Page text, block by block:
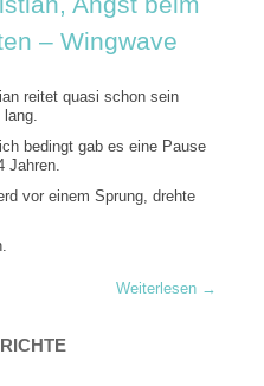
– Wingwave
reitet quasi schon sein
lang.
bedingt gab es eine Pause
Jahren.
vor einem Sprung, drehte
Weiterlesen →